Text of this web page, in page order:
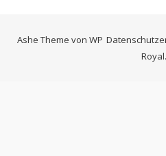
Ashe Theme von WP
Royal.